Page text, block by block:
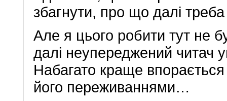
збагнути, про що далі
Але я цього робити тут не
далі неупереджений читач
Набагато краще впорається
його переживаннями…